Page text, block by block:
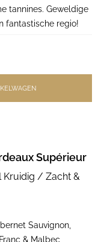
tannines. Geweldige
fantastische regio!
Supérieur
Kruidig / Zacht &
Sauvignon,
& Malbec